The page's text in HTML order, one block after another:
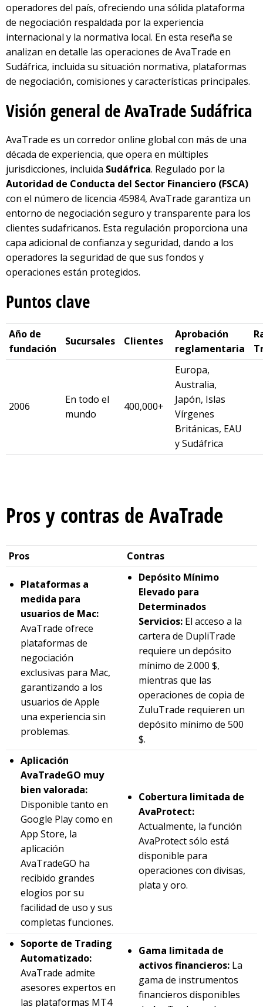
operadores del país, ofreciendo una sólida plataforma
de negociación respaldada por la experiencia
internacional y la normativa local. En esta reseña se
analizan en detalle las operaciones de AvaTrade en
Sudáfrica, incluida su situación normativa, plataformas
de negociación, comisiones y características principales.
Visión general de AvaTrade Sudáfrica
AvaTrade es un corredor online global con más de una
década de experiencia, que opera en múltiples
jurisdicciones, incluida Sudáfrica. Regulado por la
Autoridad de Conducta del Sector Financiero (FSCA)
con el número de licencia 45984, AvaTrade garantiza un
entorno de negociación seguro y transparente para los
clientes sudafricanos. Esta regulación proporciona una
capa adicional de confianza y seguridad, dando a los
operadores la seguridad de que sus fondos y
operaciones están protegidos.
Puntos clave
Año de
fundación
Sucursales Clientes
Aprobación
reglamentaria
2006
En todo el
mundo
400,000+
Europa,
Australia,
Japón, Islas
Vírgenes
Británicas, EAU
y Sudáfrica
Pros y contras de AvaTrade
Pros Contras
Plataformas a
medida para
usuarios de Mac:
AvaTrade ofrece
plataformas de
negociación
exclusivas para Mac,
garantizando a los
usuarios de Apple
una experiencia sin
problemas.
Depósito Mínimo
Elevado para
Determinados
Servicios: El acceso a la
cartera de DupliTrade
requiere un depósito
mínimo de 2.000 $,
mientras que las
operaciones de copia de
ZuluTrade requieren un
depósito mínimo de 500
$.
Aplicación
AvaTradeGO muy
bien valorada:
Disponible tanto en
Google Play como en
App Store, la
aplicación
AvaTradeGO ha
recibido grandes
elogios por su
facilidad de uso y sus
completas funciones.
Cobertura limitada de
AvaProtect:
Actualmente, la función
AvaProtect sólo está
disponible para
operaciones con divisas,
plata y oro.
Soporte de Trading
Automatizado:
AvaTrade admite
asesores expertos en
las plataformas MT4
Gama limitada de
activos financieros: La
gama de instrumentos
financieros disponibles